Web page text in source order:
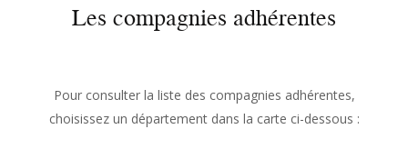
Les compagnies adhérentes
Pour consulter la liste des compagnies adhérentes,
choisissez un département dans la carte ci-dessous :